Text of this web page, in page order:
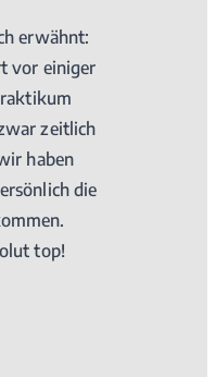
erwähnt:
vor einiger
zeitlich
haben
die
top!